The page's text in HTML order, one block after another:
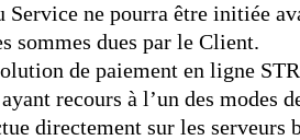
ne pourra être initiée
sommes dues par le Client.
de paiement en ligne
recours à l’un des modes
directement sur les serveurs